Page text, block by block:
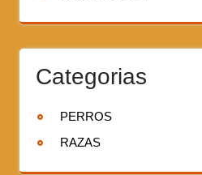
Categorias
PERROS
RAZAS